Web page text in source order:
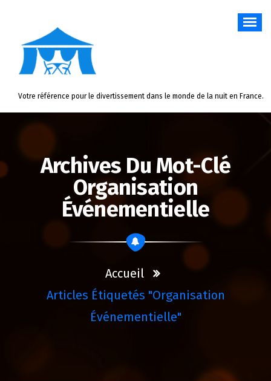
Votre référence pour le divertissement dans le monde de la nuit en France.
Archives Du Mot-Clé
Organisation
Événementielle
Accueil
Articles Étiquetés "organisation
Événementielle"